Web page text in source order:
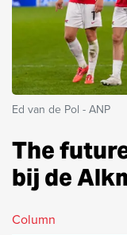
Ed van de Pol - ANP
The
bij de
Column